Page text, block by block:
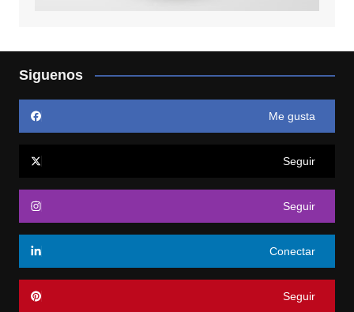
Siguenos
Me gusta
Seguir
Seguir
Conectar
Seguir